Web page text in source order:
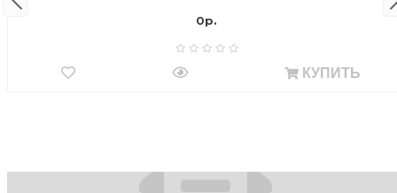
0р.
КУПИТЬ